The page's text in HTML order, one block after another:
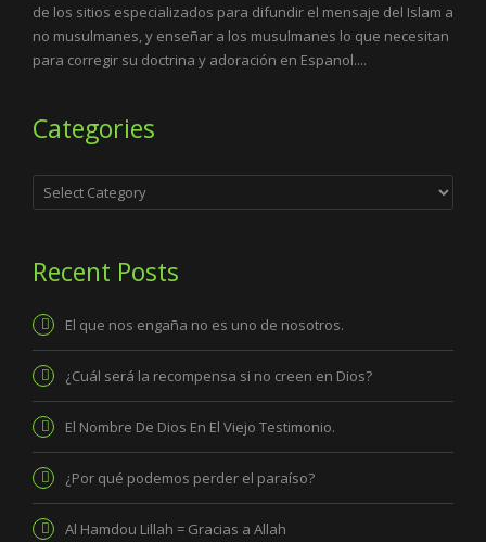
de los sitios especializados para difundir el mensaje del Islam a
no musulmanes, y enseñar a los musulmanes lo que necesitan
para corregir su doctrina y adoración en Espanol....
Categories
Categories
Recent Posts
El que nos engaña no es uno de nosotros.
¿Cuál será la recompensa si no creen en Dios?
El Nombre De Dios En El Viejo Testimonio.
¿Por qué podemos perder el paraíso?
Al Hamdou Lillah = Gracias a Allah